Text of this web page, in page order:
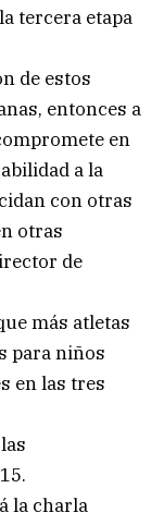
tercera etapa
de estos
entonces a
en
a la
con otras
otras
de
más atletas
para niños
en las tres
la charla